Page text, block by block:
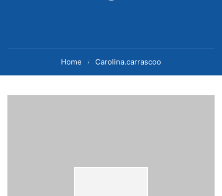
Home Carolina.carrascoo